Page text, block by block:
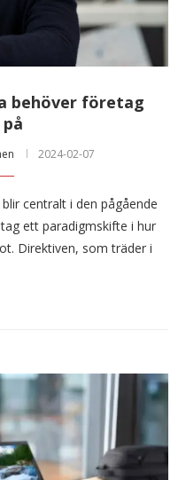
behöver företag
2024-02-07
centralt i den pågående
ett paradigmskifte i hur
Direktiven, som träder i